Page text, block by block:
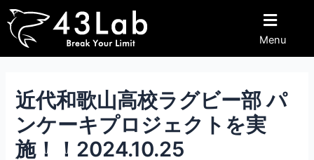
内
容
ス
Menu
近代和歌山高校ラグビー部 パ
ンケーキプロジェクトを実
施！！2024.10.25
Post
navigation